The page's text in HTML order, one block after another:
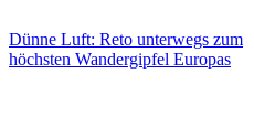
Dünne Luft: Reto unterwegs zum
höchsten Wandergipfel Europas